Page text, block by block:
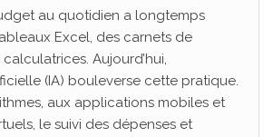
au quotidien a longtemps
Excel, des carnets de
Aujourd’hui,
(IA) bouleverse cette pratique.
aux applications mobiles et
le suivi des dépenses et